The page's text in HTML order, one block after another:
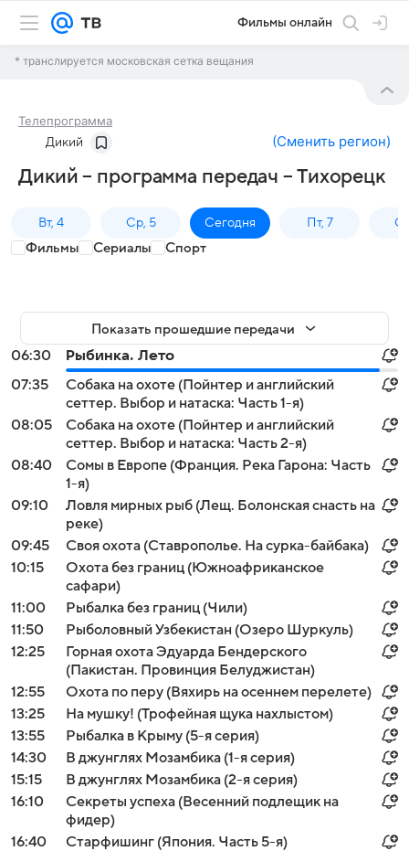
Фильмы онлайн
* транслируется московская сетка вещания
Телепрограмма
Дикий (Сменить регион)
Дикий – программа передач – Тихорецк
Вт, 4 Ср, 5 Сегодня Пт, 7
Фильмы Сериалы Спорт
Показать прошедшие передачи
06:30
Рыбинка. Лето
07:35
Собака на охоте (Пойнтер и английский
сеттер. Выбор и натаска: Часть 1-я)
08:05
Собака на охоте (Пойнтер и английский
сеттер. Выбор и натаска: Часть 2-я)
08:40
Сомы в Европе (Франция. Река Гарона: Часть
1-я)
09:10
Ловля мирных рыб (Лещ. Болонская снасть на
реке)
09:45
Своя охота (Ставрополье. На сурка-байбака)
10:15
Охота без границ (Южноафриканское
сафари)
11:00
Рыбалка без границ (Чили)
11:50
Рыболовный Узбекистан (Озеро Шуркуль)
12:25
Горная охота Эдуарда Бендерского
(Пакистан. Провинция Белуджистан)
12:55
Охота по перу (Вяхирь на осеннем перелете)
13:25
На мушку! (Трофейная щука нахлыстом)
13:55
Рыбалка в Крыму (5-я серия)
14:30
В джунглях Мозамбика (1-я серия)
15:15
В джунглях Мозамбика (2-я серия)
16:10
Секреты успеха (Весенний подлещик на
фидер)
16:40
Старфишинг (Япония. Часть 5-я)